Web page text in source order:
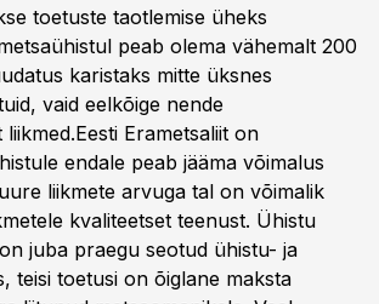
toetuste taotlemise üheks
peab olema vähemalt 200
karistaks mitte üksnes
vaid eelkõige nende
Erametsaliit on
endale peab jääma võimalus
liikmete arvuga tal on võimalik
kvaliteetset teenust. Ühistu
juba praegu seotud ühistu- ja
teisi toetusi on õiglane maksta